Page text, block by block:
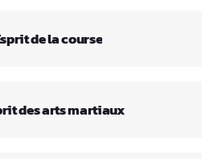
de la course
des arts martiaux